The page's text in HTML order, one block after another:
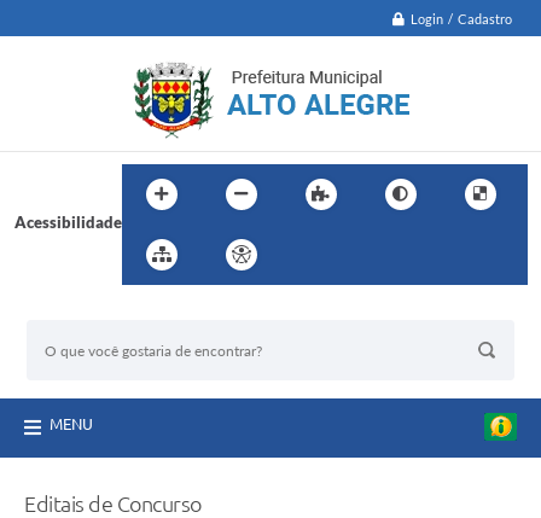
Login / Cadastro
Acessibilidade
MENU
Editais de Concurso